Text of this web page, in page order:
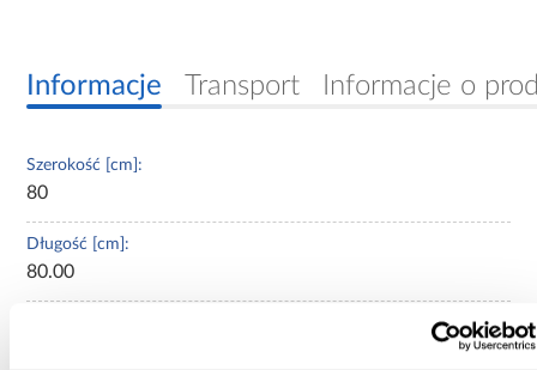
Informacje Transport Informacje o
Szerokość [cm]:
80
Długość [cm]:
80.00